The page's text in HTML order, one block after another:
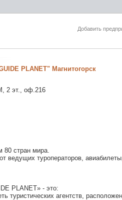
Добавить
PLANET" Магнитогорск
2 эт., оф.216
80 стран мира.
ведущих туроператоров,
PLANET» - это:
туристических агентств,